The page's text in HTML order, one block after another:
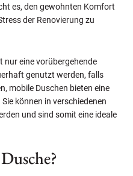
es, den gewohnten Komfort
der Renovierung zu
nur eine vorübergehende
genutzt werden, falls
mobile Duschen bieten eine
können in verschiedenen
und sind somit eine ideale